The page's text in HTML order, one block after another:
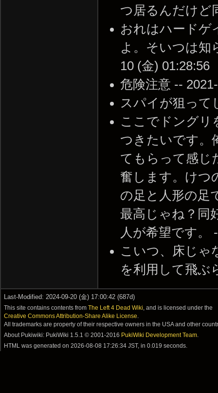
つ居るんだけど
おれはハードゲ
よ。そいつは知
10 (金) 01:28:56
危険注意 --
スパイが狙って
ここでドングリ
つきたいです。
てもらって感じ
奮します。けつ
の足と人形の足
最高じゃね？同
人が希望です。
こいつ、床じゃ
を利用して飛ぶ
Last-Modified: 2024-09-20 (金) 17:00:42 (687d)
This site contains contents fromThe Left 4 Dead Wiki , and is licensed under the
Creative Commons Attribution-Share Alike License
All trademarks are property of their respective owners in the USA and other
About Pukiwiki: PukiWiki 1.5.1 © 2001-2016 PukiWiki Development Team
HTML was generated on2026-08-08 17:26:34 JST, in 0.019 seconds.